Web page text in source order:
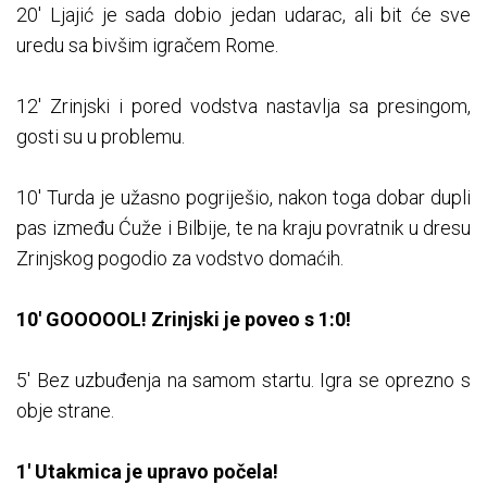
20' Ljajić je sada dobio jedan udarac, ali bit će sve
uredu sa bivšim igračem Rome.
12' Zrinjski i pored vodstva nastavlja sa presingom,
gosti su u problemu.
10' Turda je užasno pogriješio, nakon toga dobar dupli
pas između Ćuže i Bilbije, te na kraju povratnik u dresu
Zrinjskog pogodio za vodstvo domaćih.
10' GOOOOOL! Zrinjski je poveo s 1:0!
5' Bez uzbuđenja na samom startu. Igra se oprezno s
obje strane.
1' Utakmica je upravo počela!